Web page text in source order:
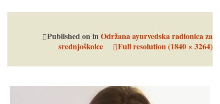
Published oninOdržana ayurvedska radionica za
srednjoškolce
Full resolution (1840 × 3264)